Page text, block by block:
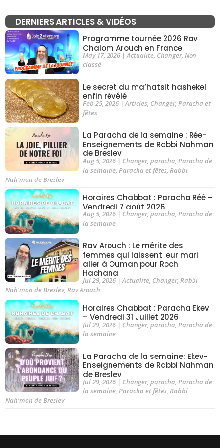
DERNIERS ARTICLES & VIDÉOS
Programme tournée 2026 Rav
Chalom Arouch en France
May 17, 2026|Actualite, Changer, Non
classé
Le secret du ma’hatsit hashekel
enfin révélé
Feb 25, 2026|Articles, Changer, Paracha et
fêtes
La Paracha de la semaine : Rée-
Enseignements de Rabbi Nahman
de Breslev
Aug 5, 2026| Changer, paracha, Paracha de
la semaine, Paracha et fêtes, Rabbi
Nah'man de Breslev
Horaires Chabbat : Paracha Réé –
Vendredi 7 août 2026
Aug 5, 2026| Changer, paracha, Paracha de
la semaine
Rav Arouch : Le mérite des
femmes qui laissent leur mari
aller à Ouman pour Roch
Hachana
Jul 29, 2026|Actualite, Changer, Rabbi
Nah'man de Breslev,Rav Arouch
Horaires Chabbat : Paracha Ekev
– Vendredi 31 Juillet 2026
Jul 29, 2026| Changer, paracha, Paracha de
la semaine
La Paracha de la semaine: Ekev-
Enseignements de Rabbi Nahman
de Breslev
Jul 29, 2026| Changer, paracha, Paracha de
la semaine, Paracha et fêtes, Rabbi
Nah'man de Breslev